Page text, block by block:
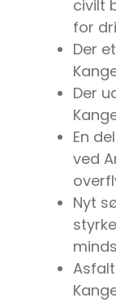
civilt
for
Der
Der
En
ved
Nyt